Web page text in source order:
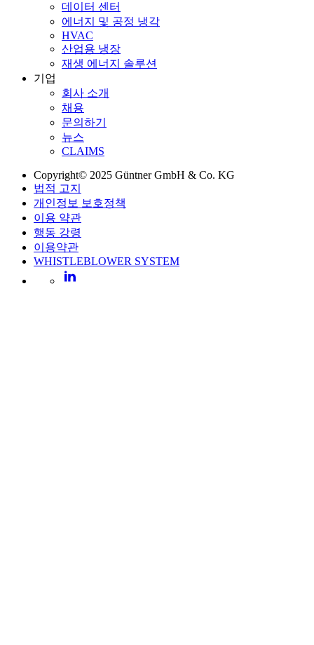
데이터 센터
에너지 및 공정 냉각
HVAC
산업용 냉장
재생 에너지 솔루션
기업
회사 소개
채용
문의하기
뉴스
CLAIMS
Copyright© 2025 Güntner GmbH & Co. KG
법적 고지
개인정보 보호정책
이용 약관
행동 강령
이용약관
WHISTLEBLOWER SYSTEM